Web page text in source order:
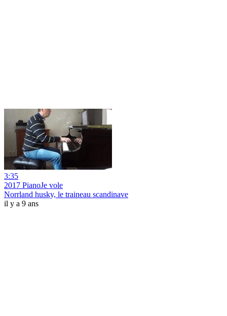
3:35
2017 PianoJe vole
Norrland husky, le traineau scandinave
il y a 9 ans